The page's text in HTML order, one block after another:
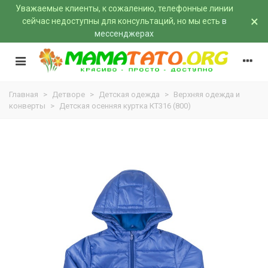
Уважаемые клиенты, к сожалению, телефонные линии
сейчас недоступны для консультаций, но мы есть в
мессенджерах
×
Главная > Детворе > Детская одежда > Верхняя одежда и
конверты
> Детская осенняя куртка КТ316 (800)